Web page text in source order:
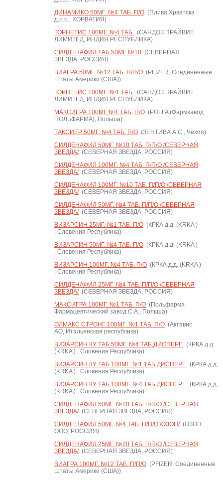
ДИНАМИКО 50МГ. №4 ТАБ. П/О(Плива Хрватска
д.о.о., ХОРВАТИЯ)
ТОРНЕТИС 100МГ. №4 ТАБ.(САНДОЗ ПРАЙВИТ
ЛИМИТЕД, ИНДИЯ РЕСПУБЛИКА)
СИЛДЕНАФИЛ ТАБ 50МГ №10(СЕВЕРНАЯ
ЗВЕЗДА, РОССИЯ)
ВИАГРА 50МГ. №12 ТАБ. П/П/О(PFIZER, Соединенные
Штаты Америки (США))
ТОРНЕТИС 100МГ. №1 ТАБ.(САНДОЗ ПРАЙВИТ
ЛИМИТЕД, ИНДИЯ РЕСПУБЛИКА)
МАКСИГРА 100МГ №1 ТАБ. П/О(POLFA (Фармзавод
ПОЛЬФАРМА), Польша)
ТАКСИЕР 50МГ. №4 ТАБ. П/О(ЗЕНТИВА А.С., Чехия)
СИЛДЕНАФИЛ 50МГ. №10 ТАБ. П/П/О /СЕВЕРНАЯ
ЗВЕЗДА/(СЕВЕРНАЯ ЗВЕЗДА, РОССИЯ)
СИЛДЕНАФИЛ 100МГ. №4 ТАБ. П/П/О /СЕВЕРНАЯ
ЗВЕЗДА/(СЕВЕРНАЯ ЗВЕЗДА, РОССИЯ)
СИЛДЕНАФИЛ 100МГ. №10 ТАБ. П/П/О /СЕВЕРНАЯ
ЗВЕЗДА/(СЕВЕРНАЯ ЗВЕЗДА, РОССИЯ)
СИЛДЕНАФИЛ 50МГ. №4 ТАБ. П/П/О /СЕВЕРНАЯ
ЗВЕЗДА/(СЕВЕРНАЯ ЗВЕЗДА, РОССИЯ)
ВИЗАРСИН 25МГ. №1 ТАБ. П/О(КРКА д.д. (KRKA )
, Словения Республика)
ВИЗАРСИН 50МГ. №4 ТАБ. П/О(КРКА д.д. (KRKA )
, Словения Республика)
ВИЗАРСИН 100МГ. №4 ТАБ. П/О(КРКА д.д. (KRKA )
, Словения Республика)
СИЛДЕНАФИЛ 25МГ. №4 ТАБ. П/П/О /СЕВЕРНАЯ
ЗВЕЗДА/(СЕВЕРНАЯ ЗВЕЗДА, РОССИЯ)
МАКСИГРА 100МГ. №1 ТАБ. П/О(Польфарма
Фармацевтический завод С.А., Польша)
ОЛМАКС СТРОНГ 100МГ. №1 ТАБ. П/О(Актавис
АО, Итальянская республика)
ВИЗАРСИН КУ ТАБ 50МГ. №4 ТАБ.ДИСПЕРГ.(КРКА д.д.
(KRKA ) , Словения Республика)
ВИЗАРСИН КУ ТАБ 100МГ. №1 ТАБ.ДИСПЕРГ.(КРКА д.д.
(KRKA ) , Словения Республика)
ВИЗАРСИН КУ ТАБ 100МГ. №4 ТАБ.ДИСПЕРГ.(КРКА д.д.
(KRKA ) , Словения Республика)
СИЛДЕНАФИЛ 50МГ. №20 ТАБ. П/П/О /СЕВЕРНАЯ
ЗВЕЗДА/(СЕВЕРНАЯ ЗВЕЗДА, РОССИЯ)
СИЛДЕНАФИЛ 50МГ. №4 ТАБ. П/П/О /ОЗОН/(ОЗОН
ООО, РОССИЯ)
СИЛДЕНАФИЛ 25МГ. №20 ТАБ. П/П/О /СЕВЕРНАЯ
ЗВЕЗДА/(СЕВЕРНАЯ ЗВЕЗДА, РОССИЯ)
ВИАГРА 100МГ. №12 ТАБ. П/П/О(PFIZER, Соединенные
Штаты Америки (США))